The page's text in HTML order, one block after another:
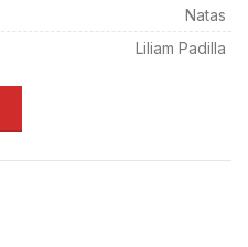
Natas
Liliam Padilla